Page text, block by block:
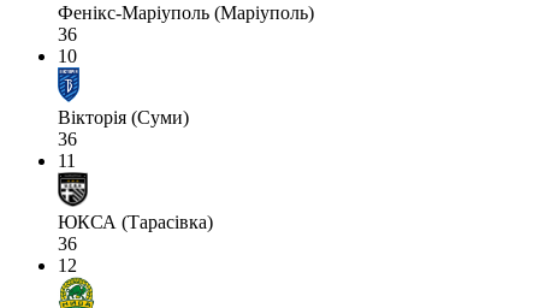
Фенікс-Маріуполь (Маріуполь)
36
10
Вікторія (Суми)
36
11
ЮКСА (Тарасівка)
36
12